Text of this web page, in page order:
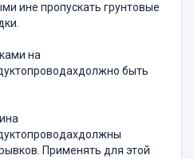
ине пропускать грунтовые
на
быть
Применять для этой